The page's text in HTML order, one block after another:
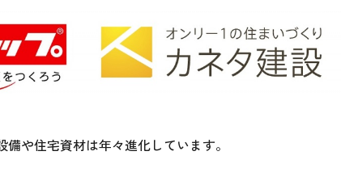
や住宅資材は年々進化しています。